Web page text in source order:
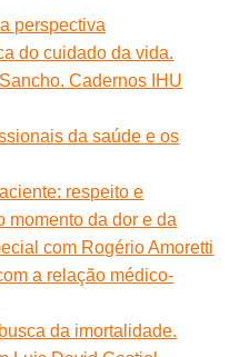
perspectiva
do cuidado da vida.
Cadernos IHU
da saúde e os
respeito e
momento da dor e da
com Rogério Amoretti
a relação médico-
da imortalidade.